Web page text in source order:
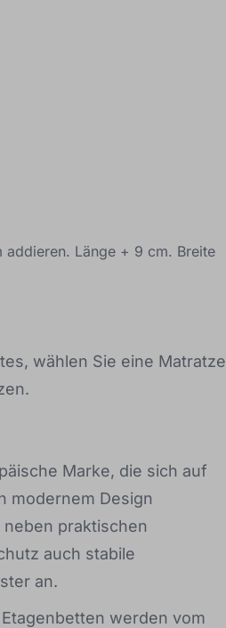
Länge + 9 cm. Breite
wählen Sie eine Matratze
Marke, die sich auf
modernem Design
praktischen
auch stabile
an.
werden vom